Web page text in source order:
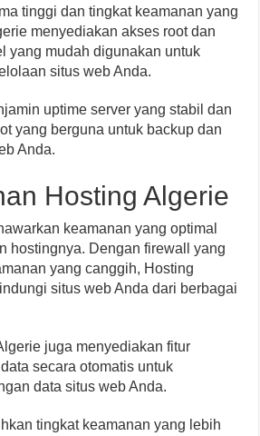
tinggi dan tingkat keamanan yang
menyediakan akses root dan
yang mudah digunakan untuk
situs web Anda.
uptime server yang stabil dan
yang berguna untuk backup dan
Anda.
Hosting Algerie
keamanan yang optimal
hostingnya. Dengan firewall yang
yang canggih, Hosting
situs web Anda dari berbagai
juga menyediakan fitur
secara otomatis untuk
data situs web Anda.
tingkat keamanan yang lebih